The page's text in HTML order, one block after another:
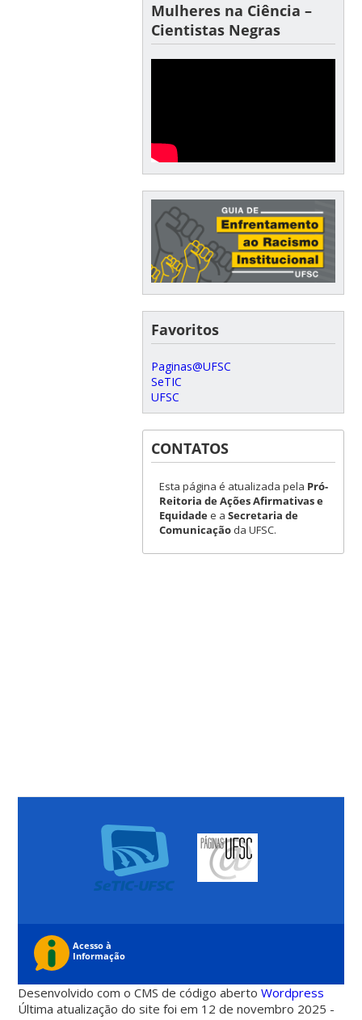
Mulheres na Ciência –
Cientistas Negras
Favoritos
Paginas@UFSC
SeTIC
UFSC
CONTATOS
Esta página é atualizada pela Pró-
Reitoria de Ações Afirmativas e
Equidadee a Secretaria de
Comunicaçãoda UFSC.
Desenvolvido com o CMS de código abertoWordpress
Última atualização do site foi em 12 de novembro 2025 -